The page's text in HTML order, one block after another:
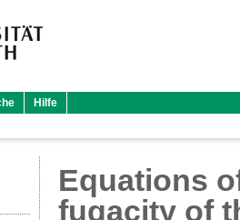
Hilfe
Equations
fugacity of